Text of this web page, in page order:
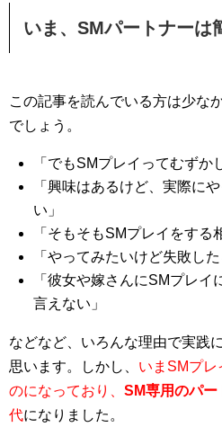
いま、SMパートナーは
この記事を読んでいる方は少な
でしょう。
「でもSMプレイってむず
「興味はあるけど、実際に
い」
「そもそもSMプレイをする
「やってみたいけど失敗し
「彼女や嫁さんにSMプレ
言えない」
などなど、いろんな理由で実践
思います。しかし、 いまSMプレ
のになっており、 SM専用のパー
代になりました。